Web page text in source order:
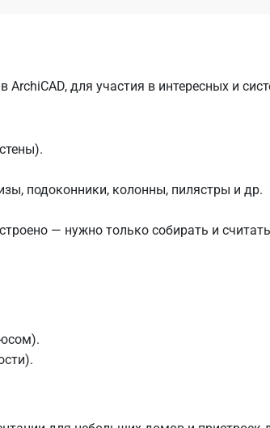
для участия в интересных и
подоконники, колонны, пилястры и др.
— нужно только собирать и